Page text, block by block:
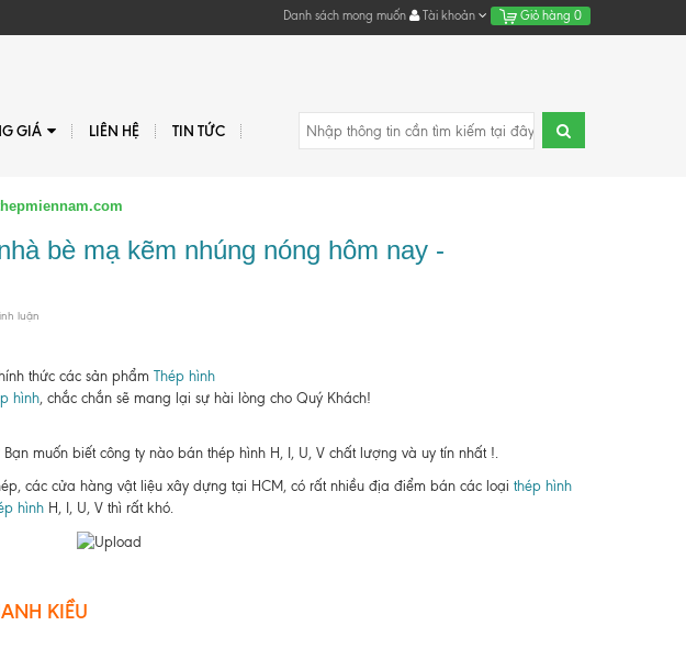
Danh sách mong muốn Tài khoản Giỏ hàng 0
GIÁ LIÊN HỆ TIN TỨC
bè mạ kẽm nhúng nóng hôm nay -
luận
thức các sản phẩm Thép hình
hình, chắc chắn sẽ mang lại sự hài lòng cho Quý Khách!
muốn biết công ty nào bán thép hình H, I, U, V chất lượng và uy tín nhất !.
các cửa hàng vật liệu xây dựng tại HCM, có rất nhiều địa điểm bán các loại thép hình
hìnhH, I, U, V thì rất khó.
KIỀU